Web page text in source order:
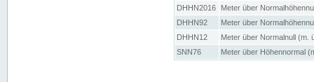
DHHN2016
Meter über
DHHN92
Meter über
DHHN12
Meter über Normalnull (m.
SNN76
Meter über Höhennormal